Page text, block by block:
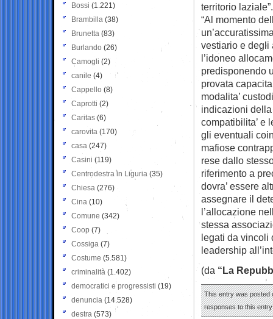
territorio laziale”.
“Al momento
vestiario e degli
l’idoneo
predisponendo
provata
modalita’
indicazioni della
compatibilita’ e
gli eventuali
mafiose
rese dallo
riferimento a
dovra’ essere
assegnare il
l’allocazione
stessa
legati da vincoli
leadership
(da “La
This entry was posted
responses to this
Bossi (1.221)
Brambilla (38)
Brunetta (83)
Burlando (26)
Camogli (2)
canile (4)
Cappello (8)
Caprotti (2)
Caritas (6)
carovita (170)
casa (247)
Casini (119)
Centrodestra in Liguria (35)
Chiesa (276)
Cina (10)
Comune (342)
Coop (7)
Cossiga (7)
Costume (5.581)
criminalità (1.402)
democratici e progressisti (19)
denuncia (14.528)
destra (573)